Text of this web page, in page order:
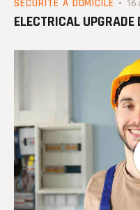
SÉCURITÉ À DOMICILE 16
ELECTRICAL UPGRADE